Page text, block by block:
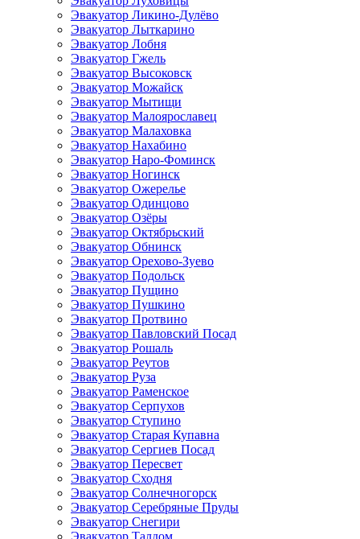
Эвакуатор Ликино-Дулёво
Эвакуатор Лыткарино
Эвакуатор Лобня
Эвакуатор Гжель
Эвакуатор Высоковск
Эвакуатор Можайск
Эвакуатор Мытищи
Эвакуатор Малоярославец
Эвакуатор Малаховка
Эвакуатор Нахабино
Эвакуатор Наро-Фоминск
Эвакуатор Ногинск
Эвакуатор Ожерелье
Эвакуатор Одинцово
Эвакуатор Озёры
Эвакуатор Октябрьский
Эвакуатор Обнинск
Эвакуатор Орехово-Зуево
Эвакуатор Подольск
Эвакуатор Пущино
Эвакуатор Пушкино
Эвакуатор Протвино
Эвакуатор Павловский Посад
Эвакуатор Рошаль
Эвакуатор Реутов
Эвакуатор Руза
Эвакуатор Раменское
Эвакуатор Серпухов
Эвакуатор Ступино
Эвакуатор Старая Купавна
Эвакуатор Сергиев Посад
Эвакуатор Пересвет
Эвакуатор Сходня
Эвакуатор Солнечногорск
Эвакуатор Серебряные Пруды
Эвакуатор Снегири